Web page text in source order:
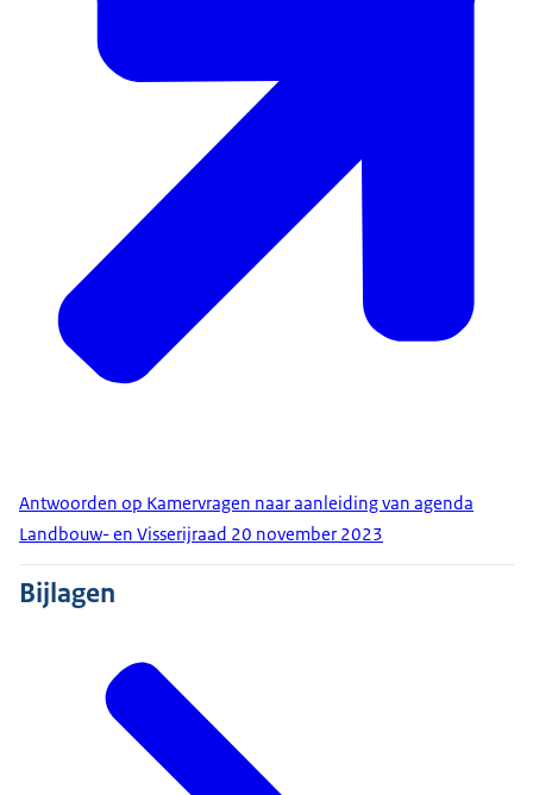
Antwoorden op Kamervragen naar aanleiding van agenda
Landbouw- en Visserijraad 20 november 2023
Bijlagen